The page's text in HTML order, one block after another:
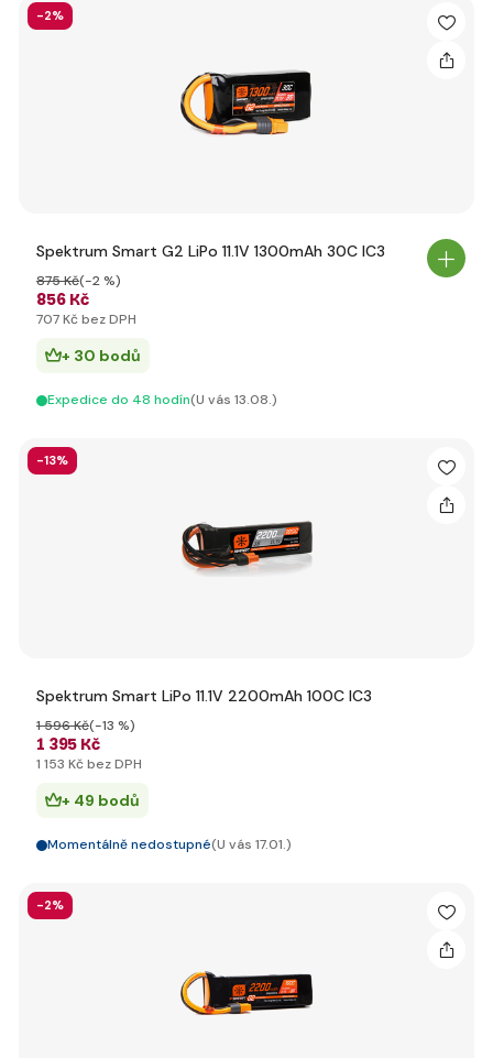
-2%
Spektrum Smart G2 LiPo 11.1V 1300mAh 30C IC3
856 Kč
875 Kč(-2 %)
707 Kč bez DPH
+ 30 bodů
Expedice do 48 hodín(U vás 13.08.)
-13%
Spektrum Smart LiPo 11.1V 2200mAh 100C IC3
1 395 Kč
1 596 Kč(-13 %)
1 153 Kč bez DPH
+ 49 bodů
Momentálně nedostupné(U vás 17.01.)
-2%